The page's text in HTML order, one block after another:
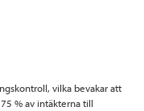
vilka bevakar att
% av intäkterna till